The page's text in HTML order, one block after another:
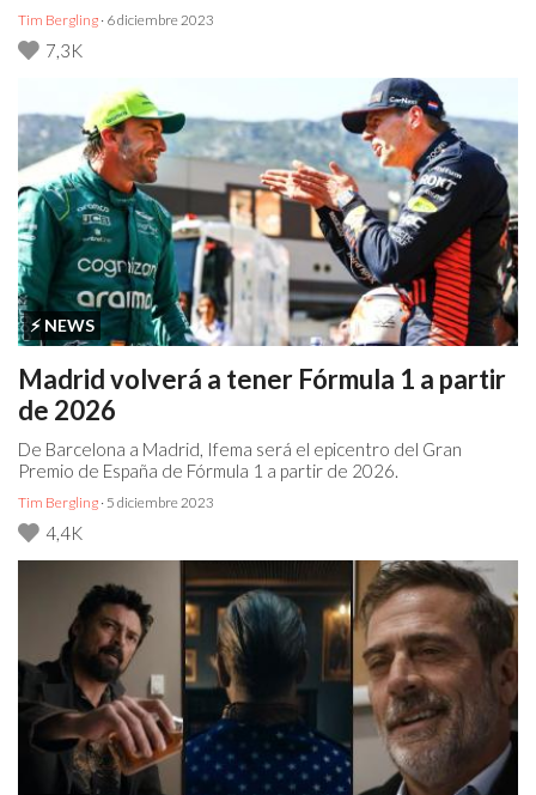
Tim Bergling · 6 diciembre 2023
7,3K
⚡️ NEWS
Madrid volverá a tener Fórmula 1 a partir
de 2026
De Barcelona a Madrid, Ifema será el epicentro del Gran
Premio de España de Fórmula 1 a partir de 2026.
Tim Bergling · 5 diciembre 2023
4,4K